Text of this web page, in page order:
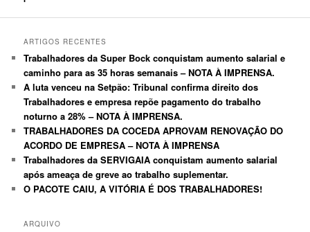
ARTIGOS RECENTES
Trabalhadores da Super Bock conquistam aumento salarial e
caminho para as 35 horas semanais – NOTA À IMPRENSA.
A luta venceu na Setpão: Tribunal confirma direito dos
Trabalhadores e empresa repõe pagamento do trabalho
noturno a 28% – NOTA À IMPRENSA.
TRABALHADORES DA COCEDA APROVAM RENOVAÇÃO DO
ACORDO DE EMPRESA – NOTA À IMPRENSA
Trabalhadores da SERVIGAIA conquistam aumento salarial
após ameaça de greve ao trabalho suplementar.
O PACOTE CAIU, A VITÓRIA É DOS TRABALHADORES!
ARQUIVO